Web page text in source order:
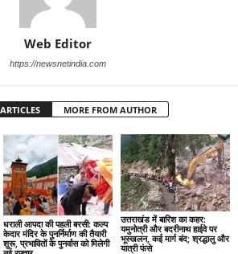
Web Editor
https://newsnetindia.com
MORE FROM AUTHOR
धराली आपदा की पहली बरसी: कल्प
केदार मंदिर के पुनर्निर्माण की तैयारी
शुरू, प्रभावितों के पुनर्वास को मिलेगी
उत्तराखंड में बारिश का कहर:
यमुनोत्री और बदरीनाथ हाईवे पर
भूस्खलन, कई मार्ग बंद; श्रद्धालु और
यात्री फंसे